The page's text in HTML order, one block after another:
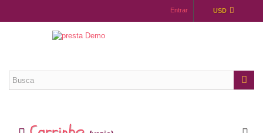
USD
Entrar